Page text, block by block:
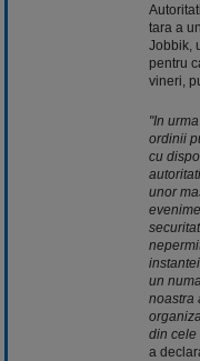
tara a
Jobbik,
pentru
vineri,
"In
ordinii
cu
unor
un
noastra
din cele
a